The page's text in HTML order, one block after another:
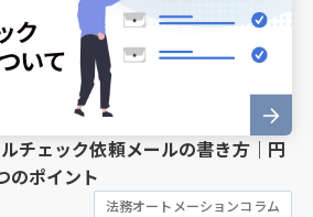
チェック依頼メールの書き方｜円
のポイント
法務オートメーションコラム